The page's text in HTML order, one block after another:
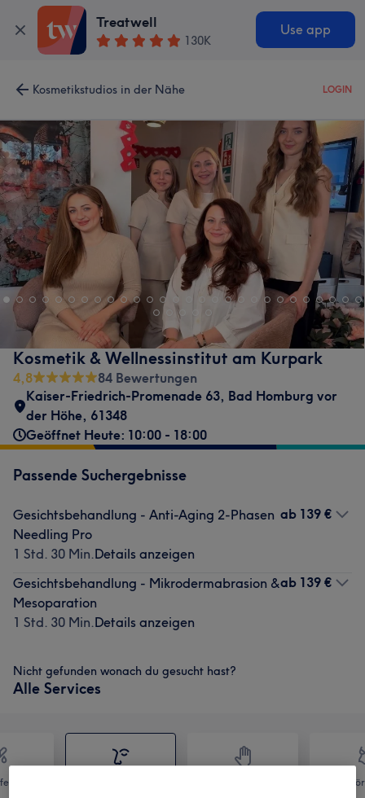
Treatwell
130K
Use app
Kosmetikstudios in der Nähe LOGIN
Kosmetik & Wellnessinstitut am Kurpark
4,8
84 Bewertungen
Kaiser-Friedrich-Promenade 63, Bad Homburg vor
der Höhe, 61348
Geöffnet Heute: 10:00 - 18:00
Passende Suchergebnisse
Gesichtsbehandlung - Anti-Aging 2-Phasen
Needling Pro
1 Std. 30 Min.Details anzeigen
ab 139 €
Gesichtsbehandlung - Mikrodermabrasion &
Mesoparation
1 Std. 30 Min.Details anzeigen
ab 139 €
Nicht gefunden wonach du gesucht hast?
Alle Services